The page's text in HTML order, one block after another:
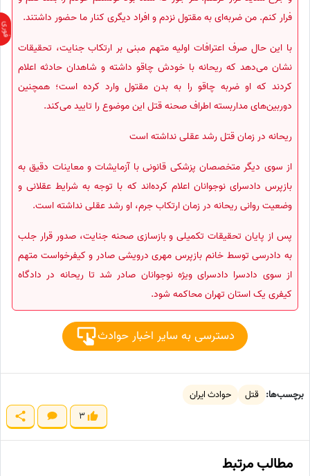
فرار کنم. من ضربه‌ای به مقتول نزدم و افراد دیگری کنار ما حضور داشتند.
با این حال صرف اعترافات اولیه متهم مبنی بر ارتکاب جنایت، تحقیقات
نشان می‌دهد که ریحانه با خودش چاقو داشته و شاهدان حادثه اعلام
کردند که او ضربه چاقو را به بدن مقتول وارد کرده است؛ همچنین
دوربین‌های مداربسته اطراف صحنه قتل این موضوع را تایید می‌کند.
ریحانه در زمان قتل رشد عقلی نداشته است
از سوی دیگر متخصصان پزشکی قانونی با آزمایشات و معاینات دقیق به
بازپرس دادسرای نوجوانان اعلام کرده‌اند که با توجه به شرایط عقلانی و
وضعیت روانی ریحانه در زمان ارتکاب جرم، او رشد عقلی نداشته است.
پس از پایان تحقیقات تکمیلی و بازسازی صحنه جنایت، صدور قرار جلب
به دادرسی توسط خانم بازپرس مهری درویشی صادر و کیفرخواست متهم
از سوی دادسرا دادسرای ویژه نوجوانان صادر شد تا ریحانه در دادگاه
کیفری یک استان تهران محاکمه شود.
دسترسی به سایر اخبار حوادث
برچسب‌ها: قتل
حوادث ایران
3
مطالب مرتبط